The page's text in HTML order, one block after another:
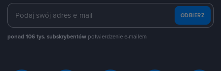
ODBIERZ
ponad 106 tys. subskrybentów potwierdzenie e-mailem